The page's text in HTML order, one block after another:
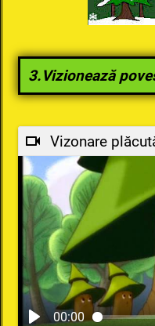
3.Vizionează
Vizonare
00:00